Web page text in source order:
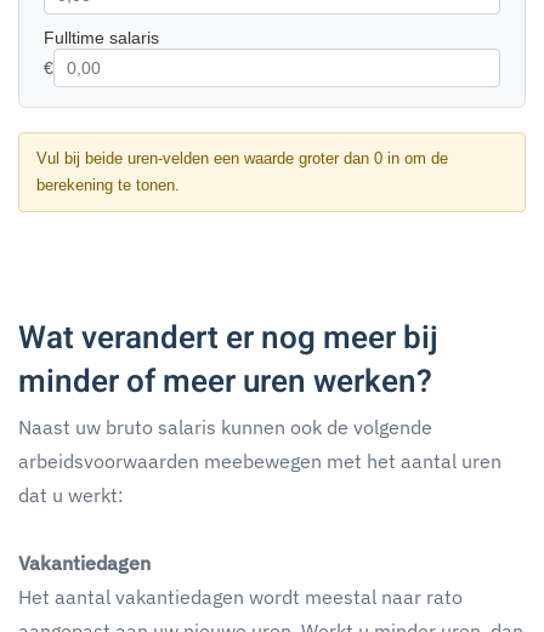
Fulltime salaris
€
Vul bij beide uren-velden een waarde groter dan 0 in om de
berekening te tonen.
Wat verandert er nog meer bij
minder of meer uren werken?
Naast uw bruto salaris kunnen ook de volgende
arbeidsvoorwaarden meebewegen met het aantal uren
dat u werkt:
Vakantiedagen
Het aantal vakantiedagen wordt meestal naar rato